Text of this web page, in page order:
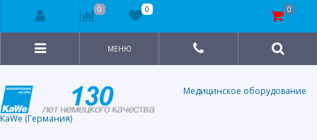
Медицинское оборудование
KaWe (Германия)
МЕНЮ
0 0 0